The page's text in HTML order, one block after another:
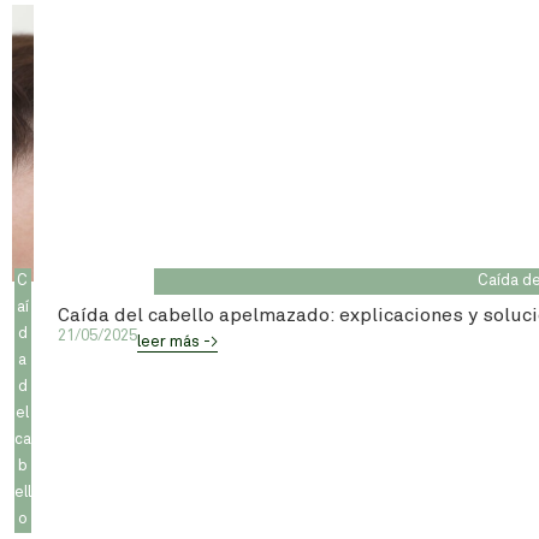
C
aí
d
a
d
el
ca
b
ell
o
Caída
Caída del cabello apelmazado: explicaciones y
21/05/2025leer más ->